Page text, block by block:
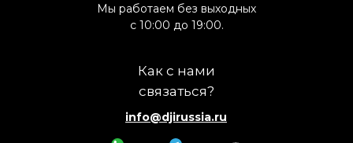
Как с нами
связаться?
Мы работаем без выходных
с 10:00 до 19:00.
info@djirussia.ru